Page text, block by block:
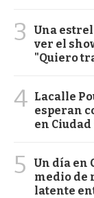
3
Una
ver el
"Quiero
4 Lacalle
esperan
en Ciudad
5
Un día en
medio de
latente